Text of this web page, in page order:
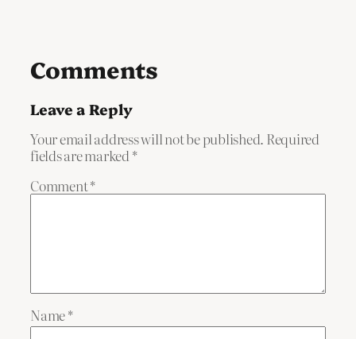
Comments
Leave a Reply
Your email address will not be published. Required
fields are marked *
Comment*
Name*